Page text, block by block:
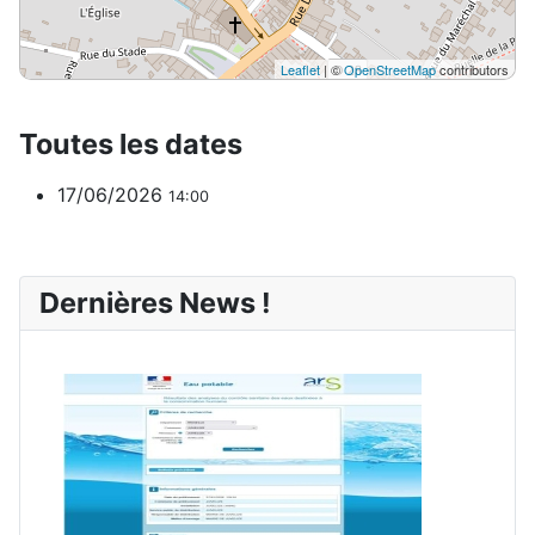
Leaflet | ©OpenStreetMapcontributors
Toutes les dates
17/06/2026 14:00
Dernières News !